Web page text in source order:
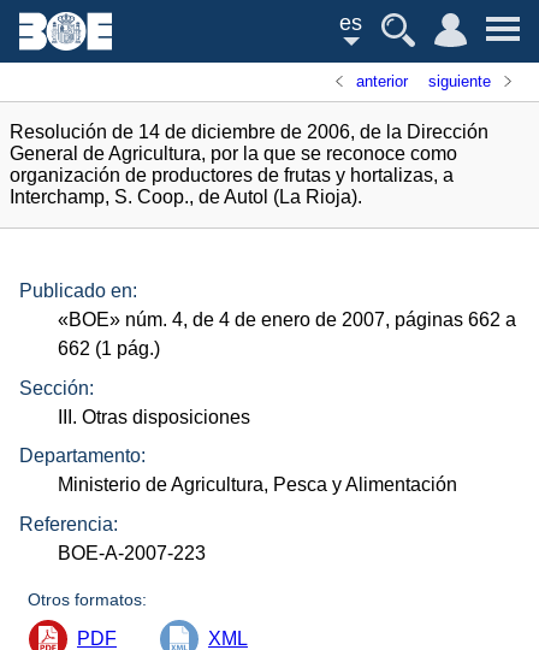
es
anterior siguiente
Resolución de 14 de diciembre de 2006, de la Dirección
General de Agricultura, por la que se reconoce como
organización de productores de frutas y hortalizas, a
Interchamp, S. Coop., de Autol (La Rioja).
Publicado en:
«BOE» núm. 4, de 4 de enero de 2007, páginas 662 a
662 (1 pág.)
Sección:
III. Otras disposiciones
Departamento:
Ministerio de Agricultura, Pesca y Alimentación
Referencia:
BOE-A-2007-223
Otros formatos:
PDF XML